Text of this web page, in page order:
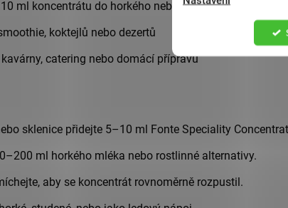
ml koncentrátu do horkého nebo ledového latte
koktejlů nebo dezertů
catering nebo domácí přípravu
sklenice přidejte 5–10 ml Fonte Speciality
ml horkého mléka nebo rostlinné alternativy.
aby se koncentrát rovnoměrně rozpustil.